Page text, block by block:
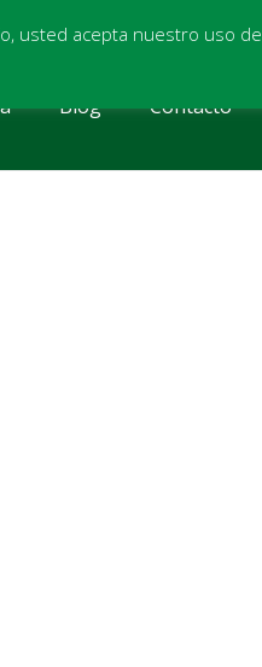
Blog Contacto
usted acepta nuestro uso de